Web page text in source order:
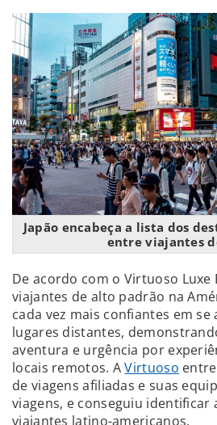
Japão encabeça a lista dos
entre viajantes
De acordo com o Virtuoso Luxe
viajantes de alto padrão na
cada vez mais confiantes em
lugares distantes,
aventura e urgência por
locais remotos. AVirtuoso
de viagens afiliadas e suas
viagens, e conseguiu identificar
viajantes latino-americanos.